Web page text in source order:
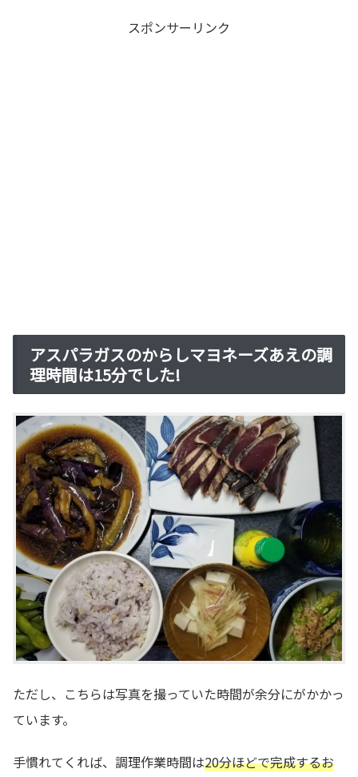
スポンサーリンク
アスパラガスのからしマヨネーズあえの調
理時間は15分でした!
ただし、こちらは写真を撮っていた時間が余分にがかかっ
ています。
手慣れてくれば、調理作業時間は20分ほどで完成するお